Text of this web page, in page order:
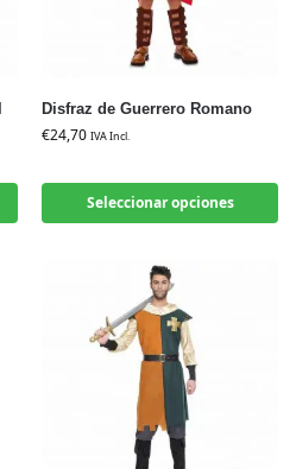
Disfraz de Guerrero Romano
€24,70 IVA Incl.
Seleccionar opciones